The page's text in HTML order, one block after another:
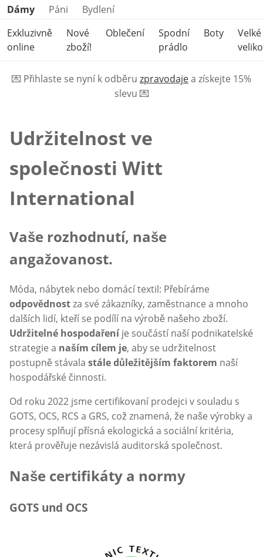
Přeskočit kategorie produktů
Dámy Páni
Bydlení
Exkluzivně
online
Nové
zboží!
Oblečení
Spodní
prádlo
Boty
Velké
💌 Přihlaste se nyní k odběru zpravodajea získejte 15%
slevu 💌
Udržitelnost ve
společnosti Witt
International
Vaše rozhodnutí, naše
angažovanost.
Móda, nábytek nebo domácí textil: Přebíráme
odpovědnostza své zákazníky, zaměstnance a mnoho
dalších lidí, kteří se podílí na výrobě našeho zboží.
Udržitelné hospodařeníje součástí naší podnikatelské
strategie a naším cílem je, aby se udržitelnost
postupně stávala stále důležitějším faktorem naší
hospodářské činnosti.
Od roku 2022 jsme certifikovaní prodejci v souladu s
GOTS, OCS, RCS a GRS, což znamená, že naše výrobky a
procesy splňují přísná ekologická a sociální kritéria,
která prověřuje nezávislá auditorská společnost.
Naše certifikáty a normy
GOTS und OCS